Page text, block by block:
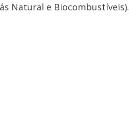
Natural e Biocombustíveis).